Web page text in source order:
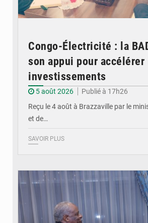
Congo-Électricité : la
son appui pour accélérer
investissements
5 août 2026
Publié à 17h26
Reçu le 4 août à Brazzaville par le
et de…
SAVOIR PLUS